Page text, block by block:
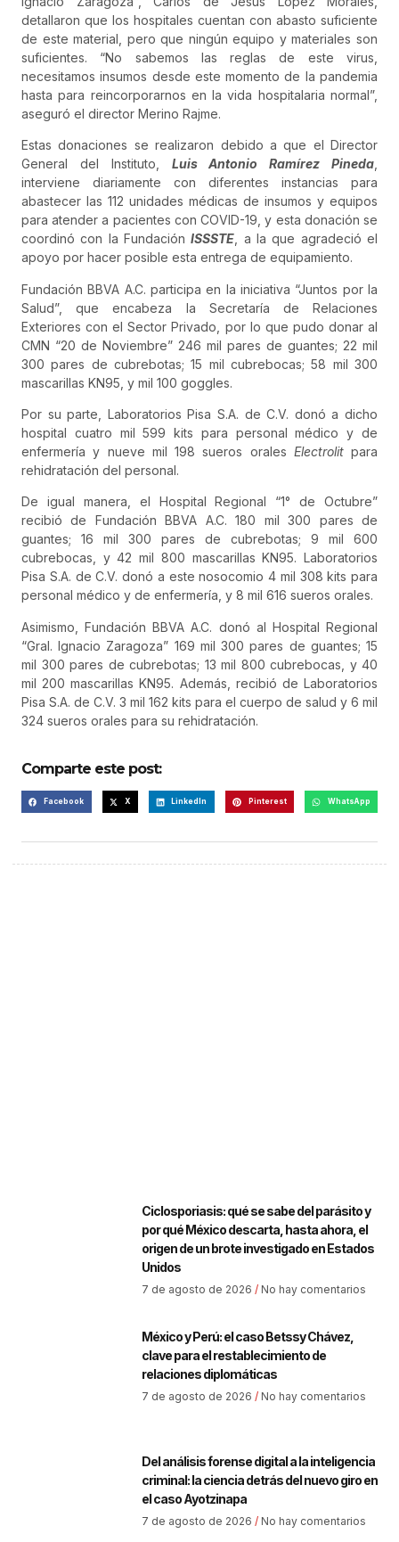
detallaron que los hospitales cuentan con abasto suficiente
de este material, pero que ningún equipo y materiales son
suficientes. “No sabemos las reglas de este virus,
necesitamos insumos desde este momento de la pandemia
hasta para reincorporarnos en la vida hospitalaria normal”,
aseguró el director Merino Rajme.
Estas donaciones se realizaron debido a que el Director
General del Instituto, Luis Antonio Ramírez Pineda
interviene diariamente con diferentes instancias para
abastecer las 112 unidades médicas de insumos y equipos
para atender a pacientes con COVID-19, y esta donación se
coordinó con la FundaciónISSSTE , a la que agradeció el
apoyo por hacer posible esta entrega de equipamiento.
Fundación BBVA A.C. participa en la iniciativa “Juntos por la
Salud”, que encabeza la Secretaría de Relaciones
Exteriores con el Sector Privado, por lo que pudo donar al
CMN “20 de Noviembre” 246 mil pares de guantes; 22 mil
300 pares de cubrebotas; 15 mil cubrebocas; 58 mil 300
mascarillas KN95, y mil 100 goggles.
Por su parte, Laboratorios Pisa S.A. de C.V. donó a dicho
hospital cuatro mil 599 kits para personal médico y de
enfermería y nueve mil 198 sueros orales Electrolitpara
rehidratación del personal.
De igual manera, el Hospital Regional “1° de Octubre”
recibió de Fundación BBVA A.C. 180 mil 300 pares de
guantes; 16 mil 300 pares de cubrebotas; 9 mil 600
cubrebocas, y 42 mil 800 mascarillas KN95. Laboratorios
Pisa S.A. de C.V. donó a este nosocomio 4 mil 308 kits para
personal médico y de enfermería, y 8 mil 616 sueros orales.
Asimismo, Fundación BBVA A.C. donó al Hospital Regional
“Gral. Ignacio Zaragoza” 169 mil 300 pares de guantes; 15
mil 300 pares de cubrebotas; 13 mil 800 cubrebocas, y 40
mil 200 mascarillas KN95. Además, recibió de Laboratorios
Pisa S.A. de C.V. 3 mil 162 kits para el cuerpo de salud y 6 mil
324 sueros orales para su rehidratación.
Comparte este post:
Facebook X LinkedIn Pinterest WhatsApp
Ciclosporiasis: qué se sabe del parásito y
por qué México descarta, hasta ahora, el
origen de un brote investigado en Estados
Unidos
7 de agosto de 2026 No hay comentarios
México y Perú: el caso Betssy Chávez,
clave para el restablecimiento de
relaciones diplomáticas
7 de agosto de 2026 No hay comentarios
Del análisis forense digital a la inteligencia
criminal: la ciencia detrás del nuevo giro en
el caso Ayotzinapa
7 de agosto de 2026 No hay comentarios